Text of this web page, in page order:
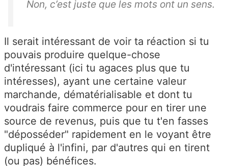
Non, c’est juste que les mots ont un sens.
Il serait intéressant de voir ta réaction si tu
pouvais produire quelque-chose
d'intéressant (ici tu agaces plus que tu
intéresses), ayant une certaine valeur
marchande, dématérialisable et dont tu
voudrais faire commerce pour en tirer une
source de revenus, puis que tu t'en fasses
"déposséder" rapidement en le voyant être
dupliqué à l'infini, par d'autres qui en tirent
(ou pas) bénéfices.